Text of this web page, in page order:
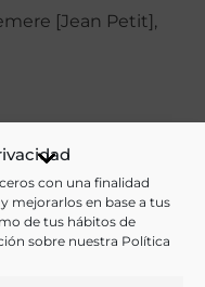
con una finalidad
mejorarlos en base a tus
de tus hábitos de
sobre nuestra Política
[Jean Petit],